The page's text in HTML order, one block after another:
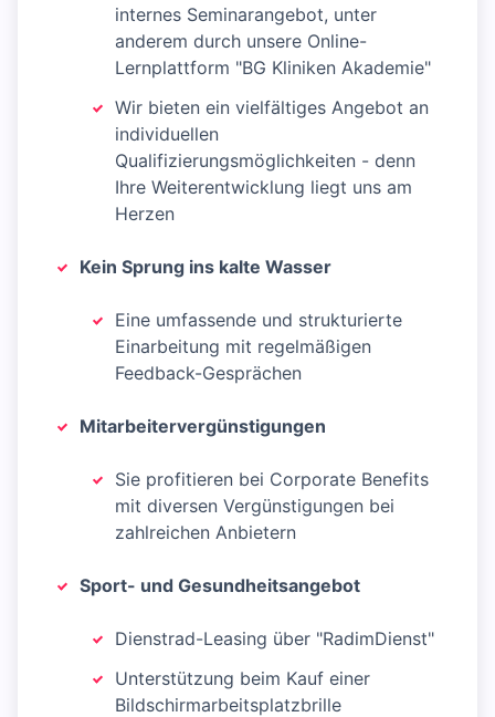
internes Seminarangebot, unter
anderem durch unsere Online-
Lernplattform "BG Kliniken Akademie"
Wir bieten ein vielfältiges Angebot an
individuellen
Qualifizierungsmöglichkeiten - denn
Ihre Weiterentwicklung liegt uns am
Herzen
Kein Sprung ins kalte Wasser
Eine umfassende und strukturierte
Einarbeitung mit regelmäßigen
Feedback-Gesprächen
Mitarbeitervergünstigungen
Sie profitieren bei Corporate Benefits
mit diversen Vergünstigungen bei
zahlreichen Anbietern
Sport- und Gesundheitsangebot
Dienstrad-Leasing über "RadimDienst"
Unterstützung beim Kauf einer
Bildschirmarbeitsplatzbrille